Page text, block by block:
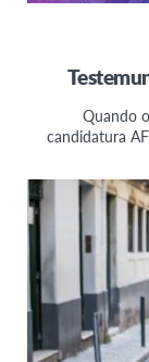
Quando
candidatura